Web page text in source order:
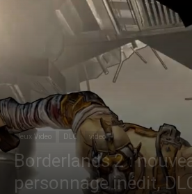
Jeux Video DLC video
Borderlands 2 :
personnage inédit,